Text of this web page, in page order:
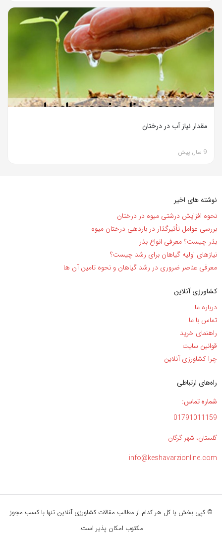
مقدار نیاز آب در درختان
9 سال پیش
نوشته های اخیر
نحوه افزایش درشتی میوه در درختان
بررسی عوامل تأثیرگذار در باردهی درختان میوه
بذر چیست؟ معرفی انواع بذر
نیاز‌های اولیه گیاهان برای رشد چیست؟
معرفی عناصر ضروری در رشد گیاهان و نحوه تامین آن ها
کشاورزی آنلاین
درباره ما
تماس با ما
راهنمای خرید
قوانین سایت
چرا کشاورزی آنلاین
راه‌های ارتباطی
شماره تماس:
01791011159
گلستان، شهر گرگان
info@keshavarzionline.com
© کپی بخش یا کل هر کدام از مطالب مقالات کشاورزی آنلاین تنها با کسب مجوز
مکتوب امکان پذیر است.